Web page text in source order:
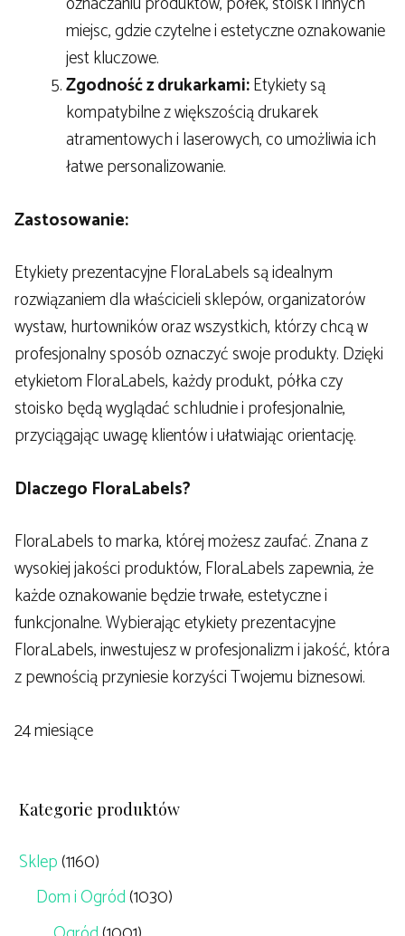
miejsc, gdzie czytelne i estetyczne oznakowanie
jest kluczowe.
Zgodność z drukarkami:Etykiety są
kompatybilne z większością drukarek
atramentowych i laserowych, co umożliwia ich
łatwe personalizowanie.
Zastosowanie:
Etykiety prezentacyjne FloraLabels są idealnym
rozwiązaniem dla właścicieli sklepów, organizatorów
wystaw, hurtowników oraz wszystkich, którzy chcą w
profesjonalny sposób oznaczyć swoje produkty. Dzięki
etykietom FloraLabels, każdy produkt, półka czy
stoisko będą wyglądać schludnie i profesjonalnie,
przyciągając uwagę klientów i ułatwiając orientację.
Dlaczego FloraLabels?
FloraLabels to marka, której możesz zaufać. Znana z
wysokiej jakości produktów, FloraLabels zapewnia, że
każde oznakowanie będzie trwałe, estetyczne i
funkcjonalne. Wybierając etykiety prezentacyjne
FloraLabels, inwestujesz w profesjonalizm i jakość, która
z pewnością przyniesie korzyści Twojemu biznesowi.
24 miesiące
Kategorie produktów
Sklep(1160)
Dom i Ogród(1030)